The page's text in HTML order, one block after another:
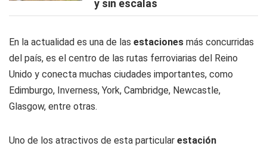
y sin escalas
En la actualidad es una de las estaciones más concurridas
del país, es el centro de las rutas ferroviarias del Reino
Unido y conecta muchas ciudades importantes, como
Edimburgo, Inverness, York, Cambridge, Newcastle,
Glasgow, entre otras.
Uno de los atractivos de esta particular estación